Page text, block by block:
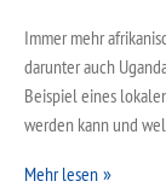
Immer mehr
darunter auch
Beispiel eines
werden kann und
Mehr lesen